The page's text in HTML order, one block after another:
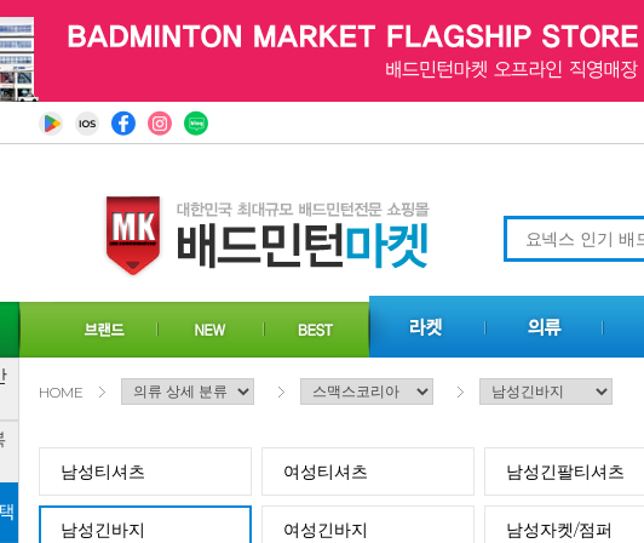
HOME
남성티셔츠 여성티셔츠 남성긴팔티셔츠
남성긴바지 여성긴바지 남성자켓/점퍼